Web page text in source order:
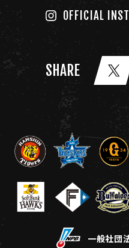
OFFICIAL
SHARE
一般社団